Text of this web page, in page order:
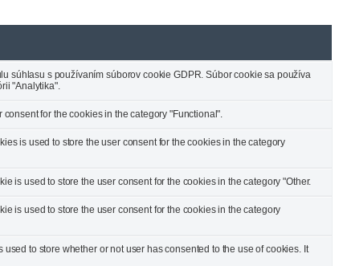
súhlasu s používaním súborov cookie GDPR. Súbor cookie sa používa
"Analytika".
for the cookies in the category "Functional".
is used to store the user consent for the cookies in the category
is used to store the user consent for the cookies in the category "Other.
is used to store the user consent for the cookies in the category
to store whether or not user has consented to the use of cookies. It